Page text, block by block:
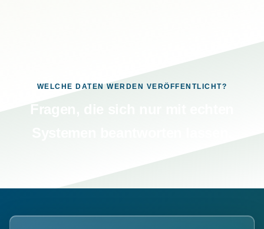
WELCHE DATEN WERDEN VERÖFFENTLICHT?